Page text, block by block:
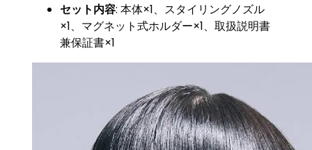
セット内容: 本体×1、スタイリングノズル
×1、マグネット式ホルダー×1、取扱説明書
兼保証書×1